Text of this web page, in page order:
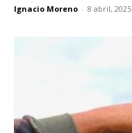
Ignacio Moreno - 8 abril, 2025